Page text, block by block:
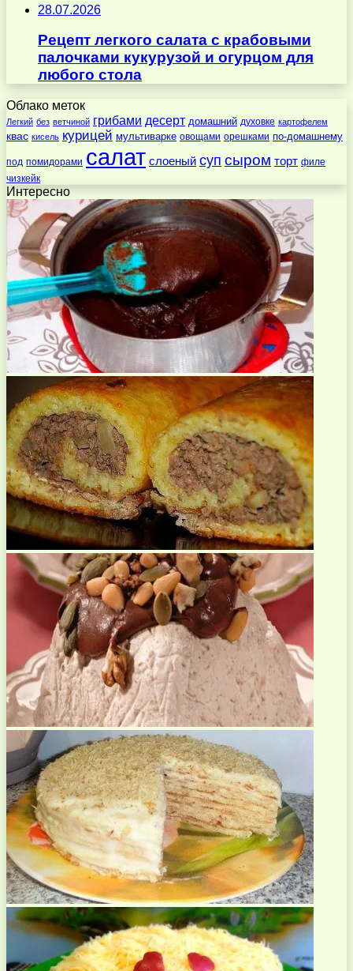
28.07.2026
Рецепт легкого салата с крабовыми
палочками кукурузой и огурцом для
любого стола
Облако меток
Легкий без ветчиной грибами десерт домашний духовке картофелем
квас кисель курицей мультиварке овощами орешками по-домашнему
под помидорами салат слоеный суп сыром торт филе
чизкейк
Интересно